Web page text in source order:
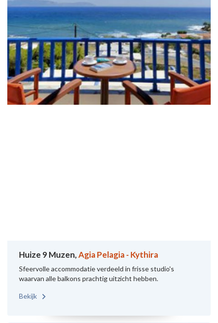
Huize 9 Muzen,Agia Pelagia - Kythira
Sfeervolle accommodatie verdeeld in frisse studio's
waarvan alle balkons prachtig uitzicht hebben.
Bekijk